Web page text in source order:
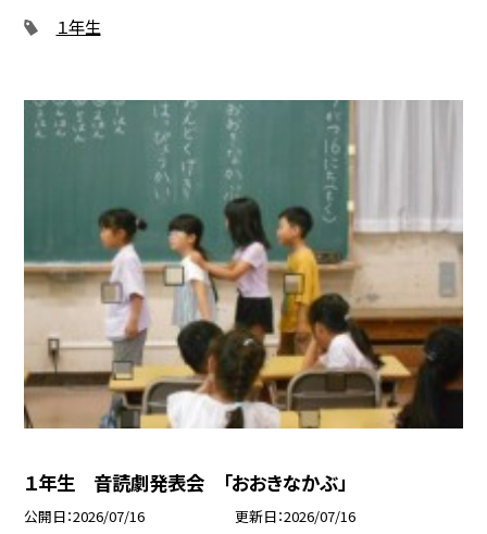
１年生
１年生 音読劇発表会 「おおきなかぶ」
公開日 2026/07/16 更新日 2026/07/16